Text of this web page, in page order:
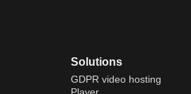
Solutions
GDPR video hosting
Player